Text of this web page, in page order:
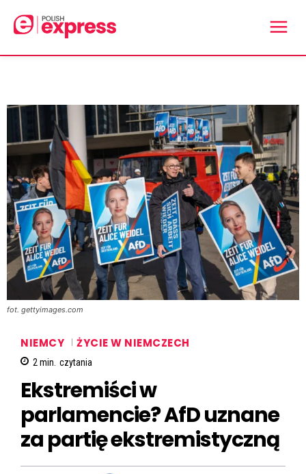
fot. gettyimages.com
NIEMCY ŻYCIE W NIEMCZECH
2min. czytania
Ekstremiści w
parlamencie? AfD uznane
za partię ekstremistyczną